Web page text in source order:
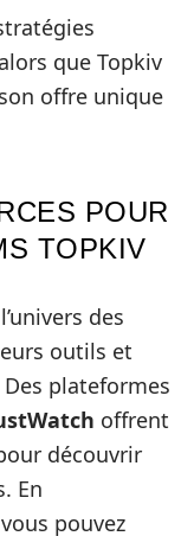
que Topkiv
offre unique
POUR
TOPKIV
des
outils et
Des plateformes
offrent
découvrir
En
pouvez